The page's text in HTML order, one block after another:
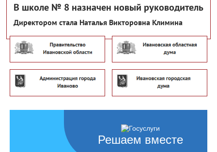
В школе № 8 назначен новый руководитель
Директором стала Наталья Викторовна Климина
Решаем вместе